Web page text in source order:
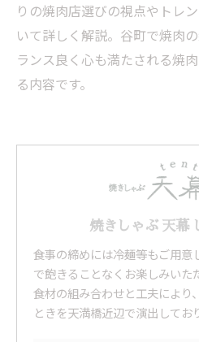
りの焼肉店選びの視点やトレ
いて詳しく解説。谷町で焼肉
ランス良く心も満たされる焼
る内容です。
焼きしゃぶ 天幕
食事の締めには冷麺等もご用意
で飽きることなくお楽しみいた
食材の組み合わせと工夫により
ときを天満橋近辺で演出してお